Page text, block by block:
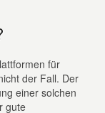
für
der Fall. Der
einer solchen
gute